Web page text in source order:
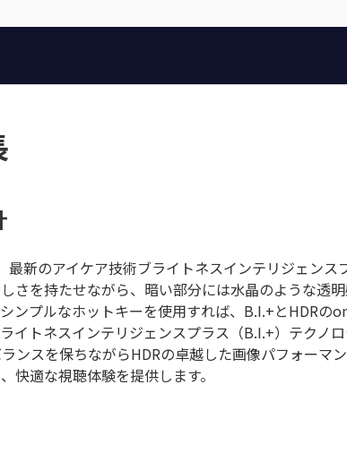
最新のアイケア技術ブライトネスインテリジェンス
さを持たせながら、暗い部分には水晶のような透
ンプルなホットキーを使用すれば、B.I.+とHDRの
イトネスインテリジェンスプラス（B.I.+）テクノ
ンスを保ちながらHDRの卓越した画像パフォーマ
快適な視聴体験を提供します。